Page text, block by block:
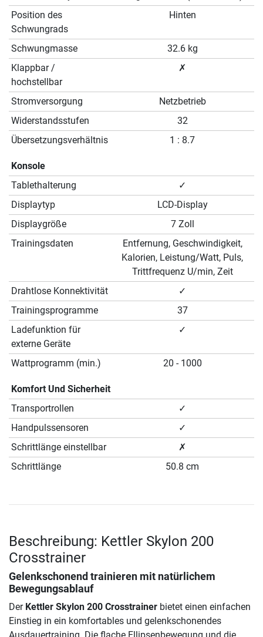
Position des
Schwungrads
Hinten
Schwungmasse
32.6 kg
Klappbar /
hochstellbar
✗
Stromversorgung
Netzbetrieb
Widerstandsstufen
32
Übersetzungsverhältnis
1 : 8.7
Konsole
Tablethalterung
✓
Displaytyp
LCD-Display
Displaygröße
7 Zoll
Trainingsdaten
Entfernung, Geschwindigkeit,
Kalorien, Leistung/Watt, Puls,
Trittfrequenz U/min, Zeit
Drahtlose Konnektivität
✓
Trainingsprogramme
37
Ladefunktion für
externe Geräte
✓
Wattprogramm (min.) 20 - 1000
Komfort Und Sicherheit
Transportrollen
✓
Handpulssensoren
✓
Schrittlänge einstellbar
✗
Schrittlänge
50.8 cm
Beschreibung: Kettler Skylon 200
Crosstrainer
Gelenkschonend trainieren mit natürlichem
Bewegungsablauf
Der Kettler Skylon 200 Crosstrainer bietet einen einfachen
Einstieg in ein komfortables und gelenkschonendes